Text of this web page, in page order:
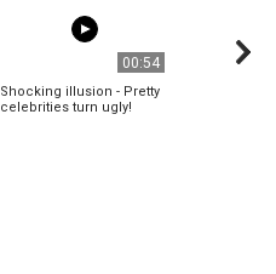
00:54
Shocking illusion - Pretty
celebrities turn ugly!